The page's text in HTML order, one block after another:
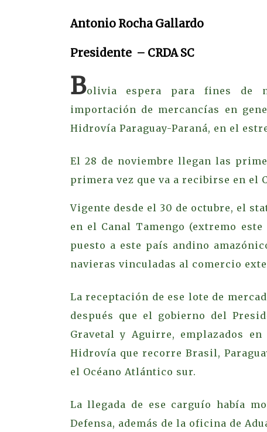
Antonio Rocha Gallardo
Presidente – CRDA SC
Bolivia espera para fines de
importación de mercancías en
Hidrovía Paraguay-Paraná, en el
El 28 de noviembre llegan las
primera vez que va a recibirse en el
Vigente desde el 30 de octubre, el
en el Canal Tamengo (extremo
puesto a este país andino
navieras vinculadas al comercio
La receptación de ese lote de
después que el gobierno del
Gravetal y Aguirre, emplazados
Hidrovía que recorre Brasil,
el Océano Atlántico sur.
La llegada de ese carguío había
Defensa, además de la oficina de